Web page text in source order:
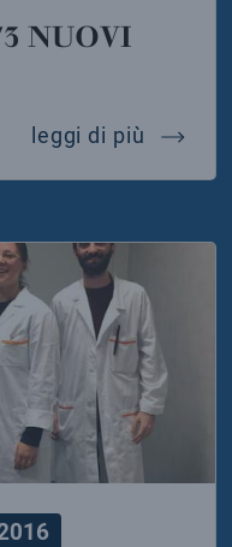
leggi di più l’infn